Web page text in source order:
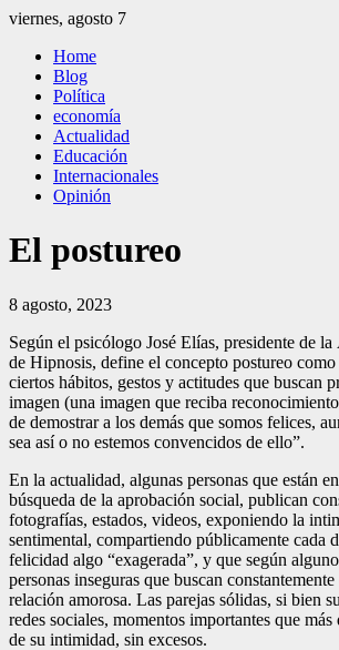
Saltar
contenido
viernes, agosto 7
El Independiente
El independiente Libre y Transparente
Home
Blog
Política
economía
Actualidad
Educación
Internacionales
Opinión
El postureo
8 agosto, 2023
Según el psicólogo José Elías, presidente de
de Hipnosis, define el concepto postureo
ciertos hábitos, gestos y actitudes que buscan
imagen (una imagen que reciba
de demostrar a los demás que somos felices,
sea así o no estemos convencidos de ello”.
En la actualidad, algunas personas que están
búsqueda de la aprobación social, publican
fotografías, estados, videos, exponiendo la
sentimental, compartiendo públicamente cada
felicidad algo “exagerada”, y que según
personas inseguras que buscan
relación amorosa. Las parejas sólidas, si bien
redes sociales, momentos importantes que más
de su intimidad, sin excesos.